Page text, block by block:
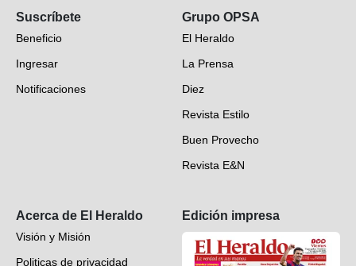
EH Verifica
Fotogalerías
Deportes
Videos
Suscríbete
Beneficio
Ingresar
Notificaciones
Grupo OPSA
El Heraldo
La Prensa
Diez
Revista Estilo
Buen Provecho
Revista E&N
Acerca de El Heraldo
Visión y Misión
Politicas de privacidad
Edición impresa